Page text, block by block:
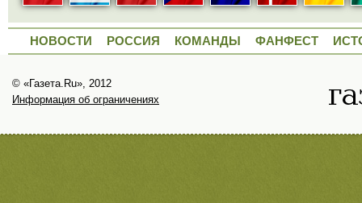
НОВОСТИ РОССИЯ КОМАНДЫ ФАНФЕСТ
© «Газета.Ru», 2012
Информация об ограничениях